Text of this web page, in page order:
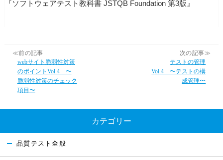
『ソフトウェアテスト教科書 JSTQB Foundation 第3版』
≪前の記事
webサイト脆弱性対策
のポイントVol.4 〜
脆弱性対策のチェック
項目〜
次の記事≫
テストの管理
Vol.4 〜テストの構
成管理〜
カテゴリー
品質テスト全般